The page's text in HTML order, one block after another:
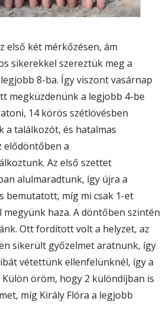
első két mérkőzésen, ám
sikerekkel szereztük meg a
8-ba. Így viszont vasárnap
megküzdenünk a legjobb 4-be
14 körös szétlövésben
találkozót, és hatalmas
elődöntőben a
Az első szettet
alulmaradtunk, így újra a
bemutatott, míg mi csak 1-et
haza. A döntőben szintén
Ott fordított volt a helyzet, az
sikerült győzelmet aratnunk, így
vétettünk ellenfelünknél, így a
öröm, hogy 2 különdíjban is
míg Király Flóra a legjobb